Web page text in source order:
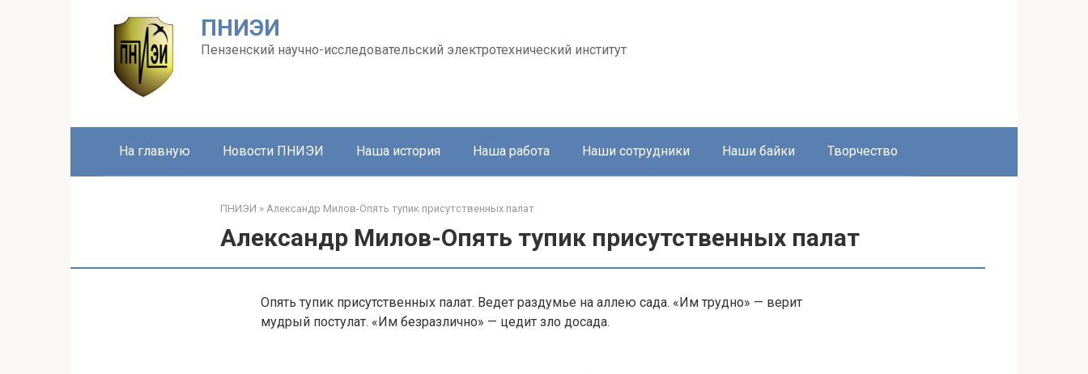
ПНИЭИ
Пензенский научно-исследовательский электротехнический институт
На главную Новости ПНИЭИ Наша история Наша работа Наши сотрудники Наши байки Творчество
ПНИЭИ » Александр Милов-Опять тупик присутственных палат
Александр Милов-Опять тупик присутственных палат
Опять тупик присутственных палат. Ведет раздумье на аллею сада. «Им трудно» — верит
мудрый постулат. «Им безразлично» — цедит зло досада.